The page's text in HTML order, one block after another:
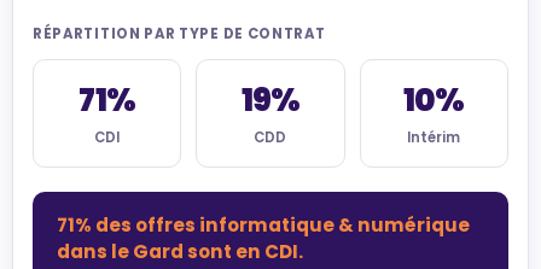
RÉPARTITION PAR TYPE DE CONTRAT
71%
CDI
19%
CDD
10%
Intérim
71% des offres informatique & numérique
dans le Gard sont en CDI.